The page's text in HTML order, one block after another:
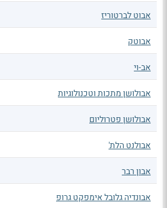
אבוט לברטוריז
אבוטק
אב-וי
אבולושן מתכות וטכנולוגיות
אבולושן פטרוליום
אבולנט הלת'
אבון רבר
אבונדיה גלובל אימפקט גרופ